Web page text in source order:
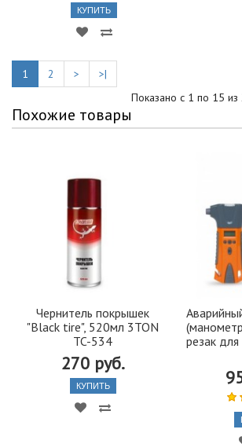
КУПИТЬ
1 2 >
>|
Показано с 1 по 15 из
Похожие товары
Чернитель покрышек
"Black tire", 520мл 3TON
TC-534
270 руб.
КУПИТЬ
резак